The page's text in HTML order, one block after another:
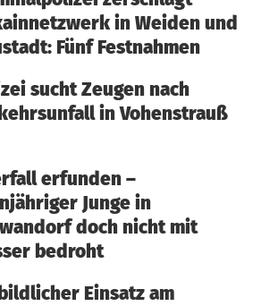
in Weiden und
Fünf Festnahmen
sucht Zeugen nach
in Vohenstrauß
erfunden –
Junge in
doch nicht mit
bedroht
Einsatz am